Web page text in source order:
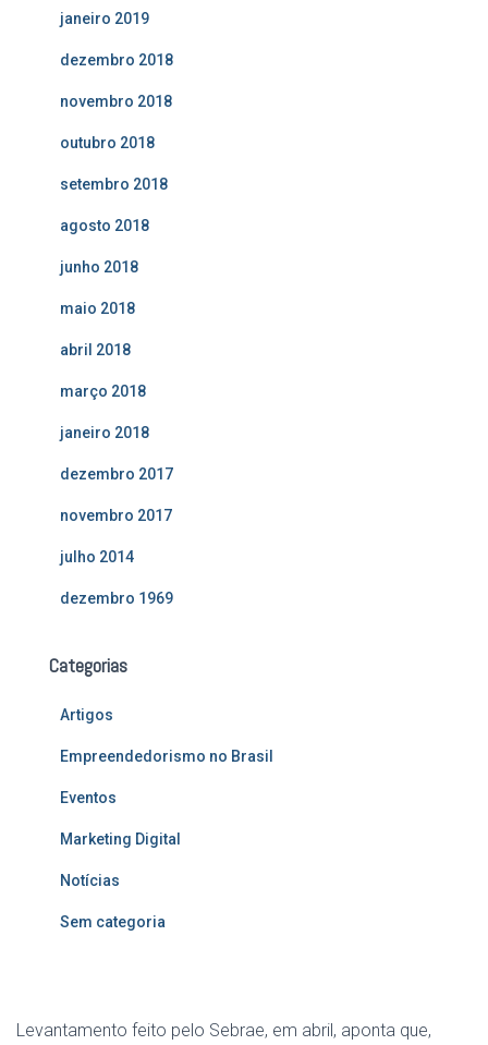
janeiro 2019
dezembro 2018
novembro 2018
outubro 2018
setembro 2018
agosto 2018
junho 2018
maio 2018
abril 2018
março 2018
janeiro 2018
dezembro 2017
novembro 2017
julho 2014
dezembro 1969
Categorias
Artigos
Empreendedorismo no Brasil
Eventos
Marketing Digital
Notícias
Sem categoria
Levantamento feito pelo Sebrae, em abril, aponta que,